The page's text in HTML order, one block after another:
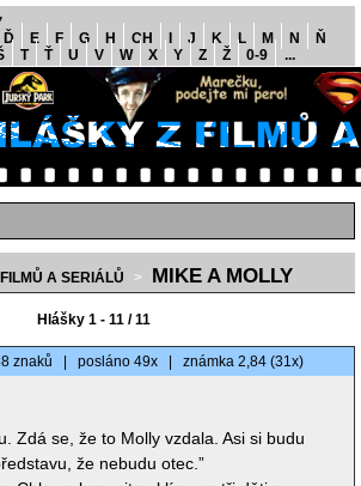
Ď E F G H CH J K L M N
Ň
T Ť U V W X Y Z Ž 0-9 ...
A SERIÁLŮ > MIKE A MOLLY
Hlášky 1 - 11 / 11
znaků posláno 49x známka 2,84 (31x)
Zdá se, že to Molly vzdala. Asi si budu
že nebudu otec.”